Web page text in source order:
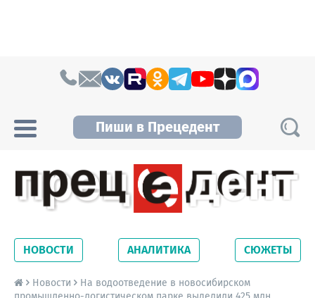
Пиши в Прецедент
Новосибирской области. Читайте свежие
новости на сайте сетевого издания
Precedent.
НОВОСТИ АНАЛИТИКА СЮЖЕТЫ
Новости
На водоотведение в новосибирском